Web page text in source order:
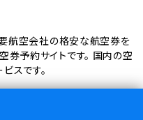
航空会社の格安な航空券を
券予約サイトです。 国内の空
スです。